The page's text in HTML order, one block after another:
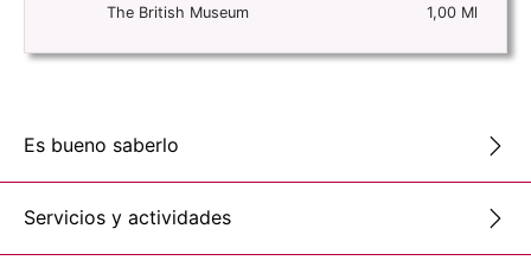
The British Museum
1,00 Ml
Es bueno saberlo
Servicios y actividades